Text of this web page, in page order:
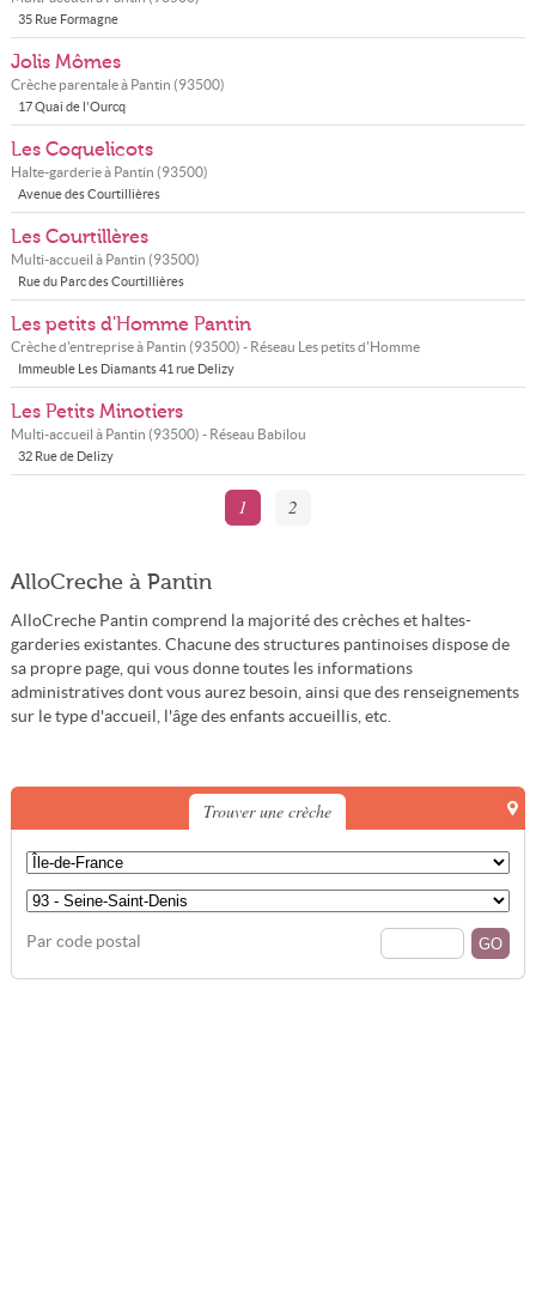
35 Rue Formagne
Jolis Mômes
Crèche parentale à Pantin (93500)
17 Quai de l'Ourcq
Les Coquelicots
Halte-garderie à Pantin (93500)
Avenue des Courtillières
Les Courtillères
Multi-accueil à Pantin (93500)
Rue du Parc des Courtillières
Les petits d'Homme Pantin
Crèche d'entreprise à Pantin (93500) - Réseau Les petits d'Homme
Immeuble Les Diamants 41 rue Delizy
Les Petits Minotiers
Multi-accueil à Pantin (93500) - Réseau Babilou
32 Rue de Delizy
1 2
AlloCreche à Pantin
AlloCreche Pantin comprend la majorité des crèches et haltes-
garderies existantes. Chacune des structures pantinoises dispose de
sa propre page, qui vous donne toutes les informations
administratives dont vous aurez besoin, ainsi que des renseignements
sur le type d'accueil, l'âge des enfants accueillis, etc.
Trouver une crèche
Par code postal